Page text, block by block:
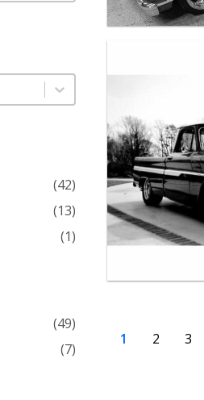
(42)
(13)
(1)
(49)
(7)
1 2 3